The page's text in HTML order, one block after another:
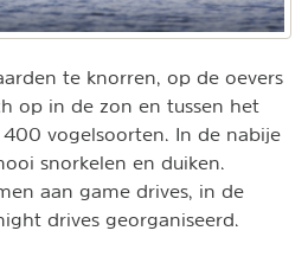
te knorren, op de oevers
op in de zon en tussen het
vogelsoorten. In de nabije
snorkelen en duiken.
aan game drives, in de
drives georganiseerd.